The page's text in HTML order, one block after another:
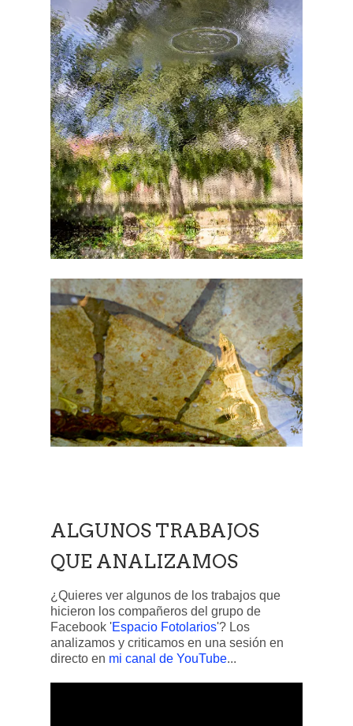
ALGUNOS TRABAJOS
QUE ANALIZAMOS
¿Quieres ver algunos de los trabajos que
hicieron los compañeros del grupo de
Facebook 'Espacio Fotolarios'? Los
analizamos y criticamos en una sesión en
directo en mi canal de YouTube...